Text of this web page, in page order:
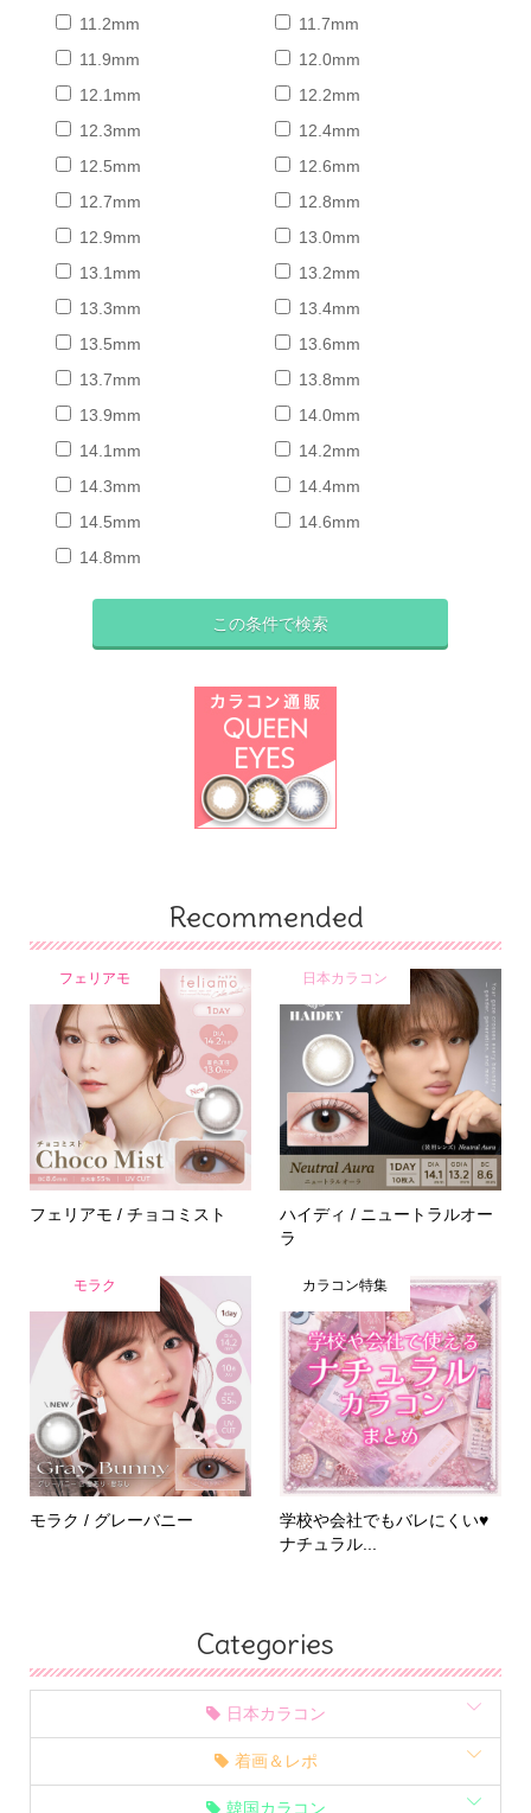
11.2mm
11.7mm
11.9mm
12.0mm
12.1mm
12.2mm
12.3mm
12.4mm
12.5mm
12.6mm
12.7mm
12.8mm
12.9mm
13.0mm
13.1mm
13.2mm
13.3mm
13.4mm
13.5mm
13.6mm
13.7mm
13.8mm
13.9mm
14.0mm
14.1mm
14.2mm
14.3mm
14.4mm
14.5mm
14.6mm
14.8mm
Recommended
フェリアモ
フェリアモ / チョコミスト
日本カラコン
ハイディ / ニュートラルオー
ラ
モラク
モラク / グレーバニー
カラコン特集
学校や会社でもバレにくい♥
ナチュラル...
Categories
日本カラコン
着画＆レポ
韓国カラコン